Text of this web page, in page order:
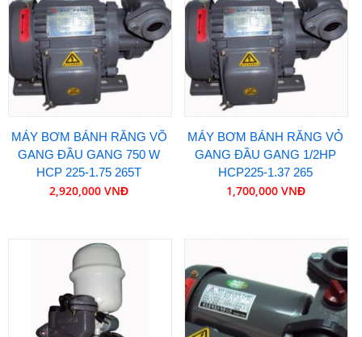
MÁY BƠM BÁNH RĂNG VÕ
GANG ĐẦU GANG 750 W
HCP 225-1.75 265T
2,920,000 VNĐ
MÁY BƠM BÁNH RĂNG VỎ
GANG ĐẦU GANG 1/2HP
HCP225-1.37 265
1,700,000 VNĐ